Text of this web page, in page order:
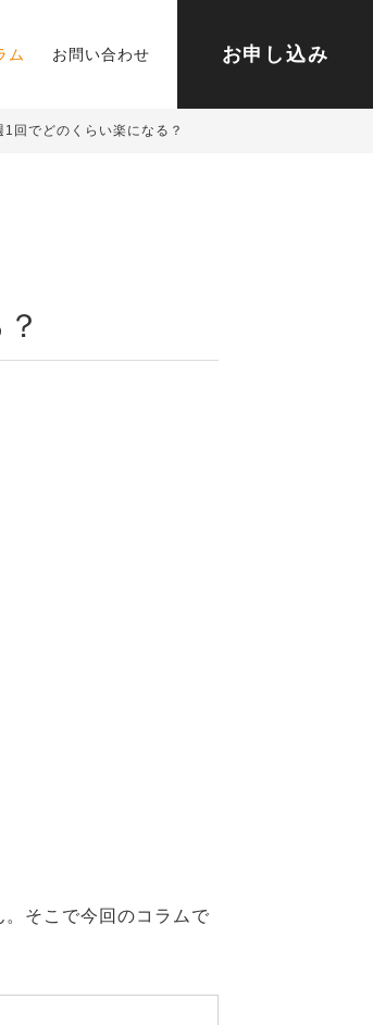
ム お問い合わせ お申し込み
回でどのくらい楽になる？
そこで今回のコラムで